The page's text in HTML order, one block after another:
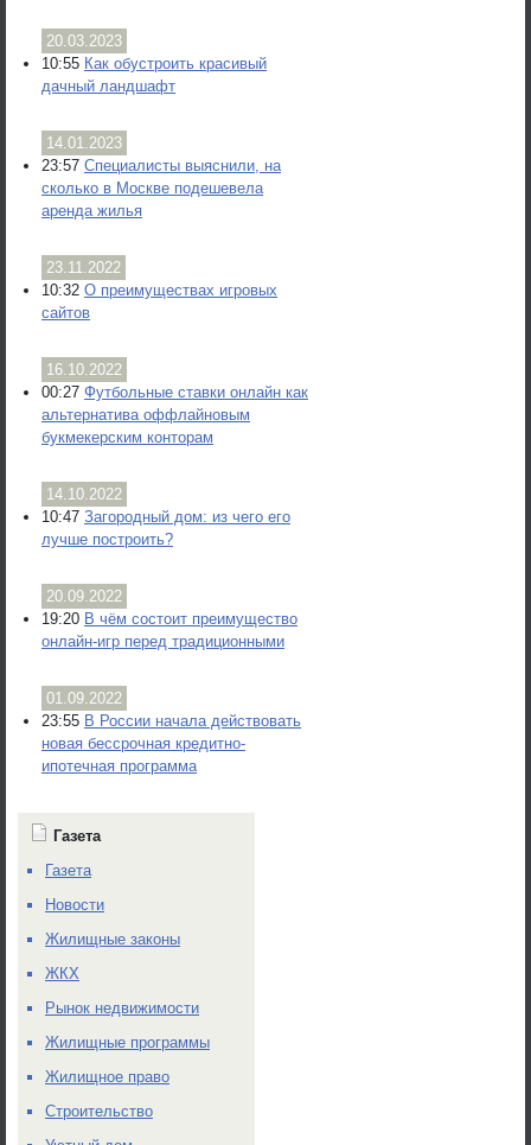
20.03.2023
10:55 Как обустроить красивый
дачный ландшафт
14.01.2023
23:57 Специалисты выяснили, на
сколько в Москве подешевела
аренда жилья
23.11.2022
10:32 О преимуществах игровых
сайтов
16.10.2022
00:27 Футбольные ставки онлайн как
альтернатива оффлайновым
букмекерским конторам
14.10.2022
10:47 Загородный дом: из чего его
лучше построить?
20.09.2022
19:20 В чём состоит преимущество
онлайн-игр перед традиционными
01.09.2022
23:55 В России начала действовать
новая бессрочная кредитно-
ипотечная программа
Газета
Газета
Новости
Жилищные законы
ЖКХ
Рынок недвижимости
Жилищные программы
Жилищное право
Строительство